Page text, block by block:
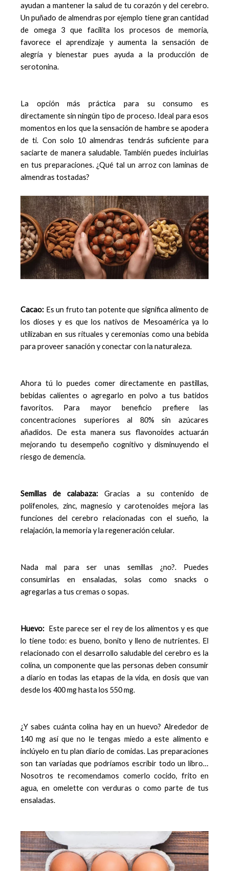
ayudan a mantener la salud de tu corazón y del cerebro.
Un puñado de almendras por ejemplo tiene gran cantidad
de omega 3 que facilita los procesos de memoria,
favorece el aprendizaje y aumenta la sensación de
alegría y bienestar pues ayuda a la producción de
serotonina.
La opción más práctica para su consumo es
directamente sin ningún tipo de proceso. Ideal para esos
momentos en los que la sensación de hambre se apodera
de ti. Con solo 10 almendras tendrás suficiente para
saciarte de manera saludable. También puedes incluirlas
en tus preparaciones. ¿Qué tal un arroz con laminas de
almendras tostadas?
Cacao: Es un fruto tan potente que significa alimento de
los dioses y es que los nativos de Mesoamérica ya lo
utilizaban en sus rituales y ceremonias como una bebida
para proveer sanación y conectar con la naturaleza.
Ahora tú lo puedes comer directamente en pastillas,
bebidas calientes o agregarlo en polvo a tus batidos
favoritos. Para mayor beneficio prefiere las
concentraciones superiores al 80% sin azúcares
añadidos. De esta manera sus flavonoides actuarán
mejorando tu desempeño cognitivo y disminuyendo el
riesgo de demencia.
Semillas de calabaza:Gracias a su contenido de
polifenoles, zinc, magnesio y carotenoides mejora las
funciones del cerebro relacionadas con el sueño, la
relajación, la memoria y la regeneración celular.
Nada mal para ser unas semillas ¿no?. Puedes
consumirlas en ensaladas, solas como snacks o
agregarlas a tus cremas o sopas.
Huevo: Este parece ser el rey de los alimentos y es que
lo tiene todo: es bueno, bonito y lleno de nutrientes. El
relacionado con el desarrollo saludable del cerebro es la
colina, un componente que las personas deben consumir
a diario en todas las etapas de la vida, en dosis que van
desde los 400 mg hasta los 550 mg.
¿Y sabes cuánta colina hay en un huevo? Alrededor de
140 mg así que no le tengas miedo a este alimento e
inclúyelo en tu plan diario de comidas. Las preparaciones
son tan variadas que podríamos escribir todo un libro…
Nosotros te recomendamos comerlo cocido, frito en
agua, en omelette con verduras o como parte de tus
ensaladas.